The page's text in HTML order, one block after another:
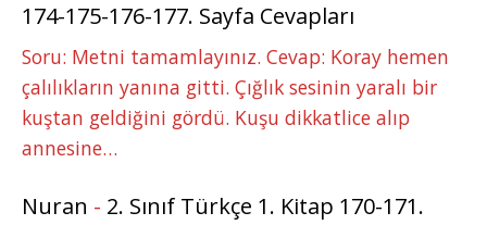
174-175-176-177. Sayfa Cevapları
Soru: Metni tamamlayınız. Cevap: Koray hemen
çalılıkların yanına gitti. Çığlık sesinin yaralı bir
kuştan geldiğini gördü. Kuşu dikkatlice alıp
annesine…
Nuran - 2. Sınıf Türkçe 1. Kitap 170-171.